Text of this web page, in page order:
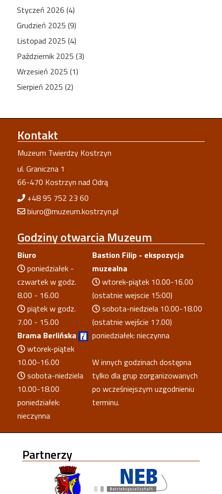
Styczeń 2026 (4)
Grudzień 2025 (9)
Listopad 2025 (4)
Październik 2025 (3)
Wrzesień 2025 (1)
Sierpień 2025 (2)
Kontakt
Muzeum Twierdzy Kostrzyn
ul. Graniczna 1
66-470 Kostrzyn nad Odrą
+48 95 752 23 60
biuro@muzeum.kostrzyn.pl
Godzinyotwarcia Muzeum
Biuro
poniedziałek -
czwartek w godz.
8.00 - 16.00
piątek w godz.
7.00 - 15.00
Brama Berlińska
wtorek-piątek
10.00-16.00
sobota-niedziela
10.00-18.00
poniedziałek:
nieczynna
Bastion Filip - ekspozycja
muzealna
wtorek-piątek 10.00-16.00
(ostatnie wejscie 15:00)
sobota-niedziela 10.00-18.00
(ostatnie wejście 17.00)
poniedziałek: nieczynna
W innych godzinach dostępna
tylko dla grup zorganizowanych
po wcześniejszym uzgodnieniu
terminu.
Partnerzy